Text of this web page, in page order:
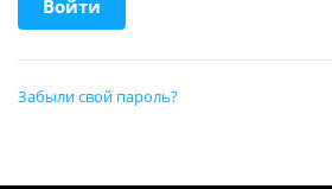
Забыли свой пароль?